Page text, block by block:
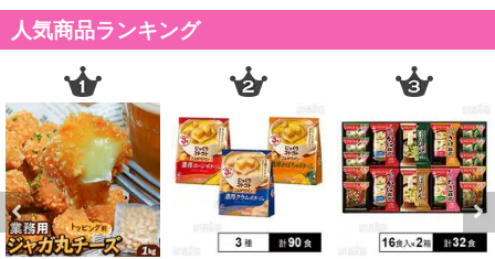
人気商品ランキング
Previous Next